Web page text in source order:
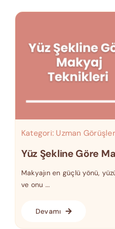
Kategori: Uzman
Yüz Şekline Göre
Makyajın en güçlü yönü,
ve onu ...
Devamı